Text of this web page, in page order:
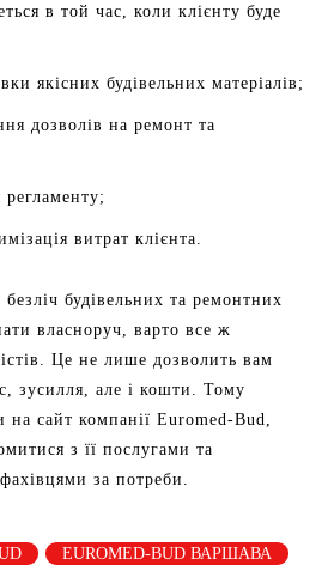
в той час, коли клієнту буде
якісних будівельних матеріалів;
дозволів на ремонт та
витрат клієнта.
будівельних та ремонтних
власноруч, варто все ж
Це не лише дозволить вам
зусилля, але і кошти. Тому
на сайт компанії Euromed-Bud,
з її послугами та
за потреби.
EUROMED-BUD ВАРШАВА